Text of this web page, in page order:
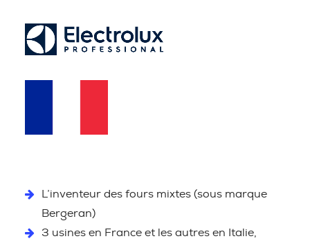
L’inventeur des fours mixtes (sous marque
Bergeran)
3 usines en France et les autres en Italie,